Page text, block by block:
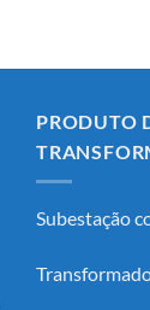
PRODUTO
Subestação